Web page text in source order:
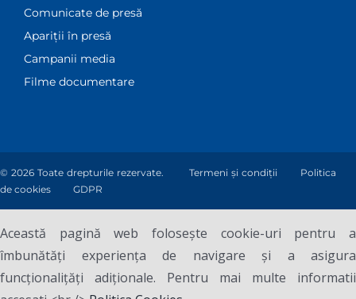
Comunicate de presă
Apariții în presă
Campanii media
Filme documentare
© 2026 Toate drepturile rezervate.Termeni și condiții
Politica
de cookies
GDPR
Această pagină web folosește cookie-uri pentru a
îmbunătăți experiența de navigare și a asigura
funcționalițăți adiționale. Pentru mai multe informatii